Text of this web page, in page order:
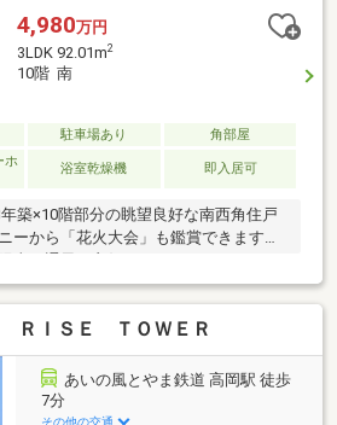
4,980万円
3LDK 92.01m2
10階 南
駐車場あり
角部屋
ホ
浴室乾燥機 即入居可
築×10階部分の眺望良好な南西角住戸
ーから「花火大会」も鑑賞できます高
当＆通風も良好ランドリーやジム、コ
ゲストルームなど充実した共有施設を
す３LDK＋WIC×2ヶ所完備アイランド
トリー完備のLDKは22.5帖洋室5.5帖の
開けると、約28帖の広々LDKとしても
ます1坪超の洗面所にはシャワー付の
型洗面台＆収納完備2沿線2駅、またJR
高岡」駅も利用可東京駅・上野駅まで
ＲＩＳＥ ＴＯＷＥＲ
あいの風とやま鉄道 高岡駅 徒歩
7分
その他の交通